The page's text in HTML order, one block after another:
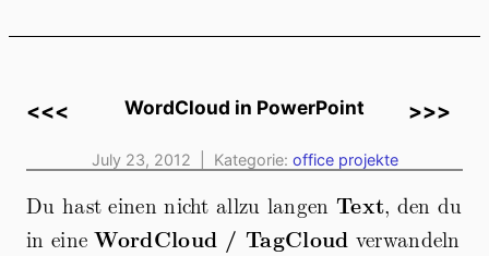
<<< WordCloud in PowerPoint >>>
July 23, 2012 | Kategorie: office projekte
Du hast einen nicht allzu langen Text, den du
in eineWordCloud / TagCloud verwandeln